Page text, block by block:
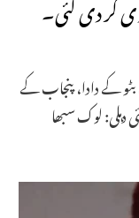
کے دادا، پنجاب کے
دہلی: لوک سبھا